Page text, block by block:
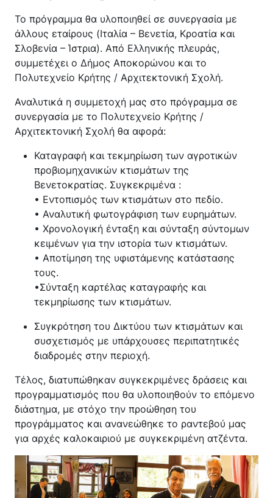
Το πρόγραμμα θα υλοποιηθεί σε συνεργασία με
άλλους εταίρους (Ιταλία – Βενετία, Κροατία και
Σλοβενία – Ίστρια). Από Ελληνικής πλευράς,
συμμετέχει ο Δήμος Αποκορώνου και το
Πολυτεχνείο Κρήτης / Αρχιτεκτονική Σχολή.
Αναλυτικά η συμμετοχή μας στο πρόγραμμα σε
συνεργασία με το Πολυτεχνείο Κρήτης /
Αρχιτεκτονική Σχολή θα αφορά:
Καταγραφή και τεκμηρίωση των αγροτικών
προβιομηχανικών κτισμάτων της
Βενετοκρατίας. Συγκεκριμένα :
• Εντοπισμός των κτισμάτων στο πεδίο.
• Αναλυτική φωτογράφιση των ευρημάτων.
• Χρονολογική ένταξη και σύνταξη σύντομων
κειμένων για την ιστορία των κτισμάτων.
• Αποτίμηση της υφιστάμενης κατάστασης
τους.
•Σύνταξη καρτέλας καταγραφής και
τεκμηρίωσης των κτισμάτων.
Συγκρότηση του Δικτύου των κτισμάτων και
συσχετισμός με υπάρχουσες περιπατητικές
διαδρομές στην περιοχή.
Τέλος, διατυπώθηκαν συγκεκριμένες δράσεις και
προγραμματισμός που θα υλοποιηθούν το επόμενο
διάστημα, με στόχο την προώθηση του
προγράμματος και ανανεώθηκε το ραντεβού μας
για αρχές καλοκαιριού με συγκεκριμένη ατζέντα.